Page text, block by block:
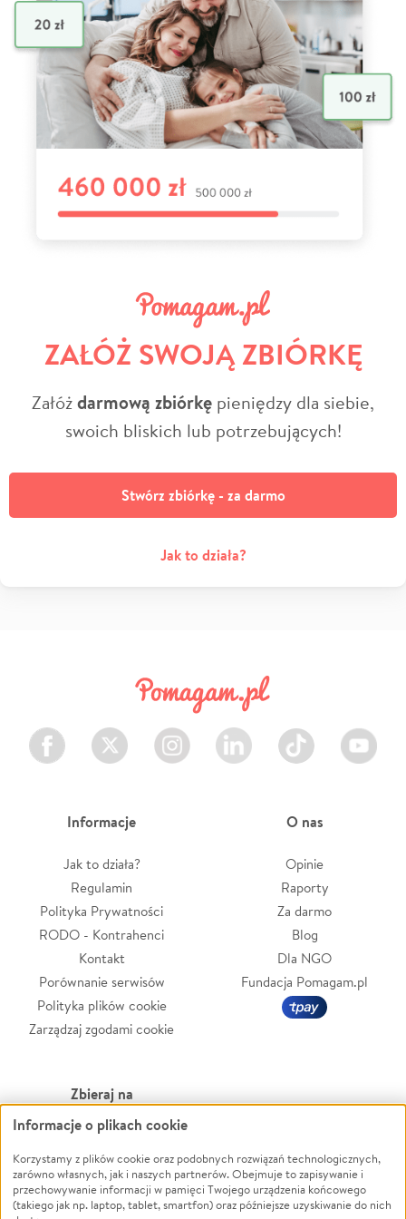
ZAŁÓŻ SWOJĄ ZBIÓRKĘ
Załóżdarmową zbiórkę pieniędzy dla siebie,
swoich bliskich lub potrzebujących!
Stwórz zbiórkę - za darmo
Jak to działa?
Facebook Twitter Instagram LinkedIn TikTok Youtube
Informacje
Jak to działa?
Regulamin
Polityka Prywatności
RODO - Kontrahenci
Kontakt
Porównanie serwisów
Polityka plików cookie
Zarządzaj zgodami cookie
O nas
Opinie
Raporty
Za darmo
Blog
Dla NGO
Fundacja Pomagam.pl
Zbieraj na
Leczenie
Zwierzęta
Pożar
Ukraina
Powódź
Wichura
NGO
Informacje o plikach cookie
Korzystamy z plików cookie oraz podobnych rozwiązań technologicznych,
zarówno własnych, jak i naszych partnerów. Obejmuje to zapisywanie i
przechowywanie informacji w pamięci Twojego urządzenia końcowego
(takiego jak np. laptop, tablet, smartfon) oraz późniejsze uzyskiwanie do nich